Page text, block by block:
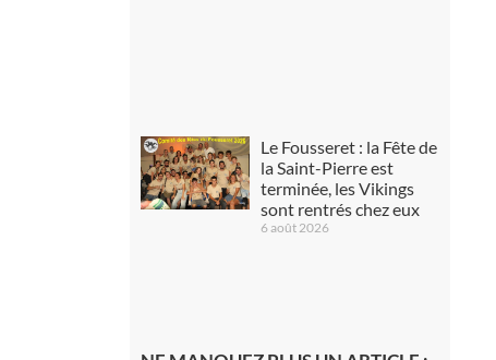
Le Fousseret : la Fête de
la Saint-Pierre est
terminée, les Vikings
sont rentrés chez eux
6 août 2026